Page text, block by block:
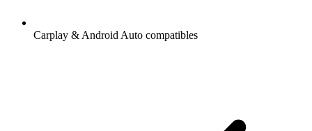
Carplay & Android Auto compatibles